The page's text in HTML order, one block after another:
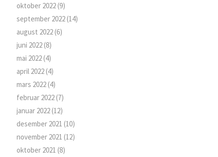
oktober 2022(9)
september 2022(14)
august 2022(6)
juni 2022(8)
mai 2022(4)
april 2022(4)
mars 2022(4)
februar 2022(7)
januar 2022(12)
desember 2021 (10)
november 2021 (12)
oktober 2021 (8)